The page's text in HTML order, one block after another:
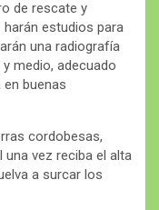
de rescate y
estudios para
una radiografía
medio, adecuado
buenas
cordobesas,
vez reciba el alta
a surcar los